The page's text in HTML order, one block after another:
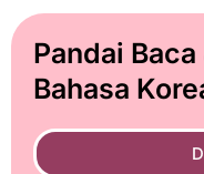
Pandai
Bahasa